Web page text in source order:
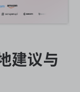
建议与